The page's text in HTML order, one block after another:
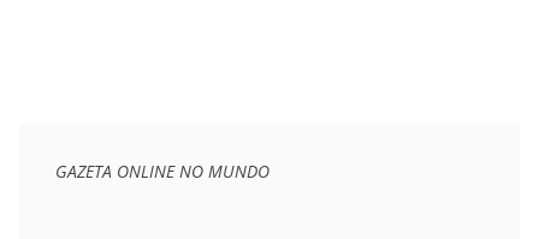
GAZETA ONLINE NO MUNDO